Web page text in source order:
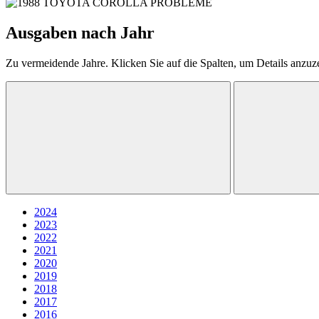
Ausgaben nach Jahr
Zu vermeidende Jahre. Klicken Sie auf die Spalten, um Details
2024
2023
2022
2021
2020
2019
2018
2017
2016